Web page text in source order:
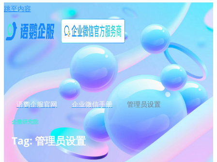
跳至内容
语鹦企服官网 企业微信手册 管理员设置
企微研究院
Tag: 管理员设置